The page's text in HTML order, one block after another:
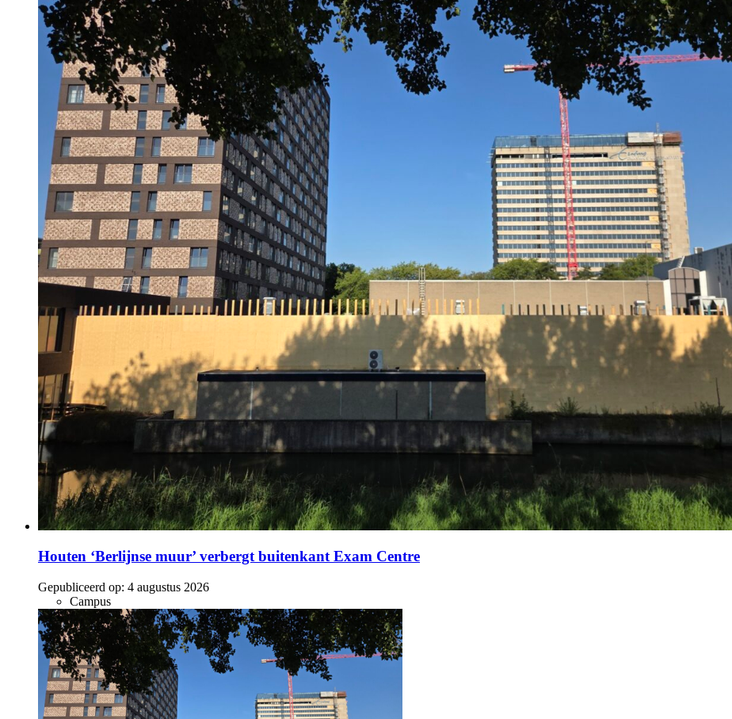
Houten ‘Berlijnse muur’ verbergt buitenkant Exam Centre
Gepubliceerd op: 4 augustus 2026
Campus